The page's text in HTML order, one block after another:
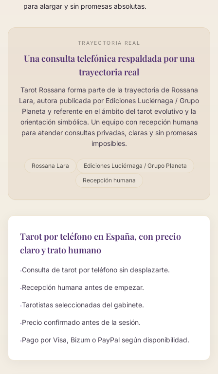
para alargar y sin promesas absolutas.
TRAYECTORIA REAL
Una consulta telefónica respaldada por una
trayectoria real
Tarot Rossana forma parte de la trayectoria de Rossana
Lara, autora publicada por Ediciones Luciérnaga / Grupo
Planeta y referente en el ámbito del tarot evolutivo y la
orientación simbólica. Un equipo con recepción humana
para atender consultas privadas, claras y sin promesas
imposibles.
Rossana Lara
Ediciones Luciérnaga / Grupo Planeta
Recepción humana
Tarot por teléfono en España, con precio
claro y trato humano
·Consulta de tarot por teléfono sin desplazarte.
·Recepción humana antes de empezar.
·Tarotistas seleccionadas del gabinete.
·Precio confirmado antes de la sesión.
·Pago por Visa, Bizum o PayPal según disponibilidad.